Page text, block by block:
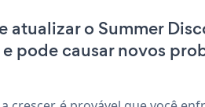
atualizar o Summer
pode causar novos